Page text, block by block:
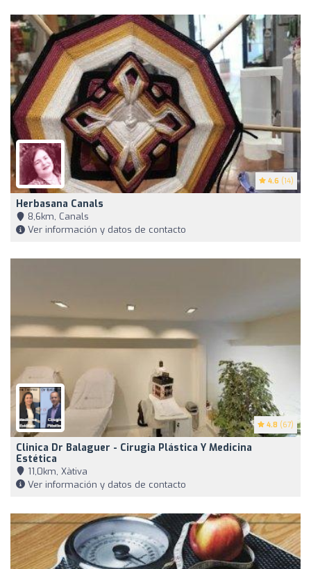
4.6 (14)
Herbasana Canals
8,6km, Canals
Ver información y datos de contacto
4.8 (67)
Clinica Dr Balaguer - Cirugia Plástica Y Medicina
Estética
11,0km, Xàtiva
Ver información y datos de contacto